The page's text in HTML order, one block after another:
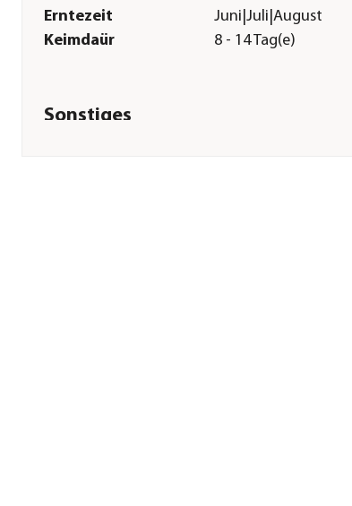
Erntezeit
Juni|Juli|August
Keimdaür
8 - 14 Tag(e)
Sonstiges